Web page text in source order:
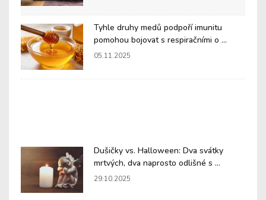
Tyhle druhy medů podpoří imunitu
pomohou bojovat s respiračními o ...
05.11.2025
Dušičky vs. Halloween: Dva svátky
mrtvých, dva naprosto odlišné s ...
29.10.2025